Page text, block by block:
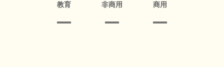
教育 非商用 商用